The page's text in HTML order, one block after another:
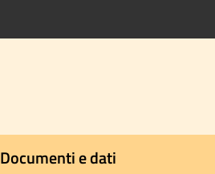
Documenti e dati